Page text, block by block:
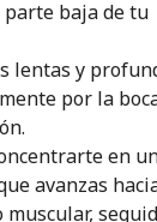
parte baja de tu
lentas y
por la
en
avanzas
muscular,